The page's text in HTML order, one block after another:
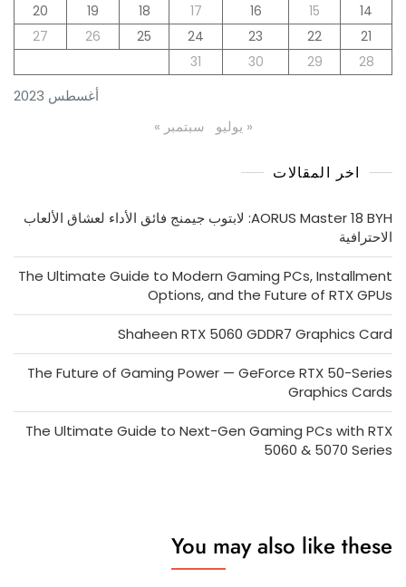
أغسطس 2023
14
15
16
17
18
19
20
21
22
23
24
25
26
27
28
29
30
31
« يوليو سبتمبر »
اخر المقالات
AORUS Master 18 BYH: لابتوب جيمنج فائق الأداء لعشاق الألعاب
الاحترافية
The Ultimate Guide to Modern Gaming PCs, Installment
Options, and the Future of RTX GPUs
Shaheen RTX 5060 GDDR7 Graphics Card
The Future of Gaming Power — GeForce RTX 50-Series
Graphics Cards
The Ultimate Guide to Next-Gen Gaming PCs with RTX
5060 & 5070 Series
You may also like these